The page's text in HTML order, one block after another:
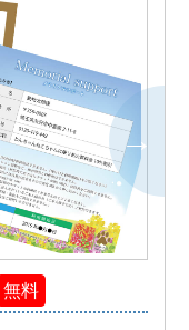
無料